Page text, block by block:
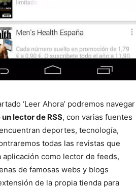
‘Leer Ahora’ podremos navegar
lector de RSS, con varias fuentes
deportes, tecnología,
todas las revistas que
como lector de feeds,
de famosas webs y blogs
de la propia tienda para